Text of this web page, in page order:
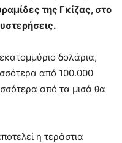
της Γκίζας, στο
δολάρια,
από 100.000
από τα μισά θα
η τεράστια